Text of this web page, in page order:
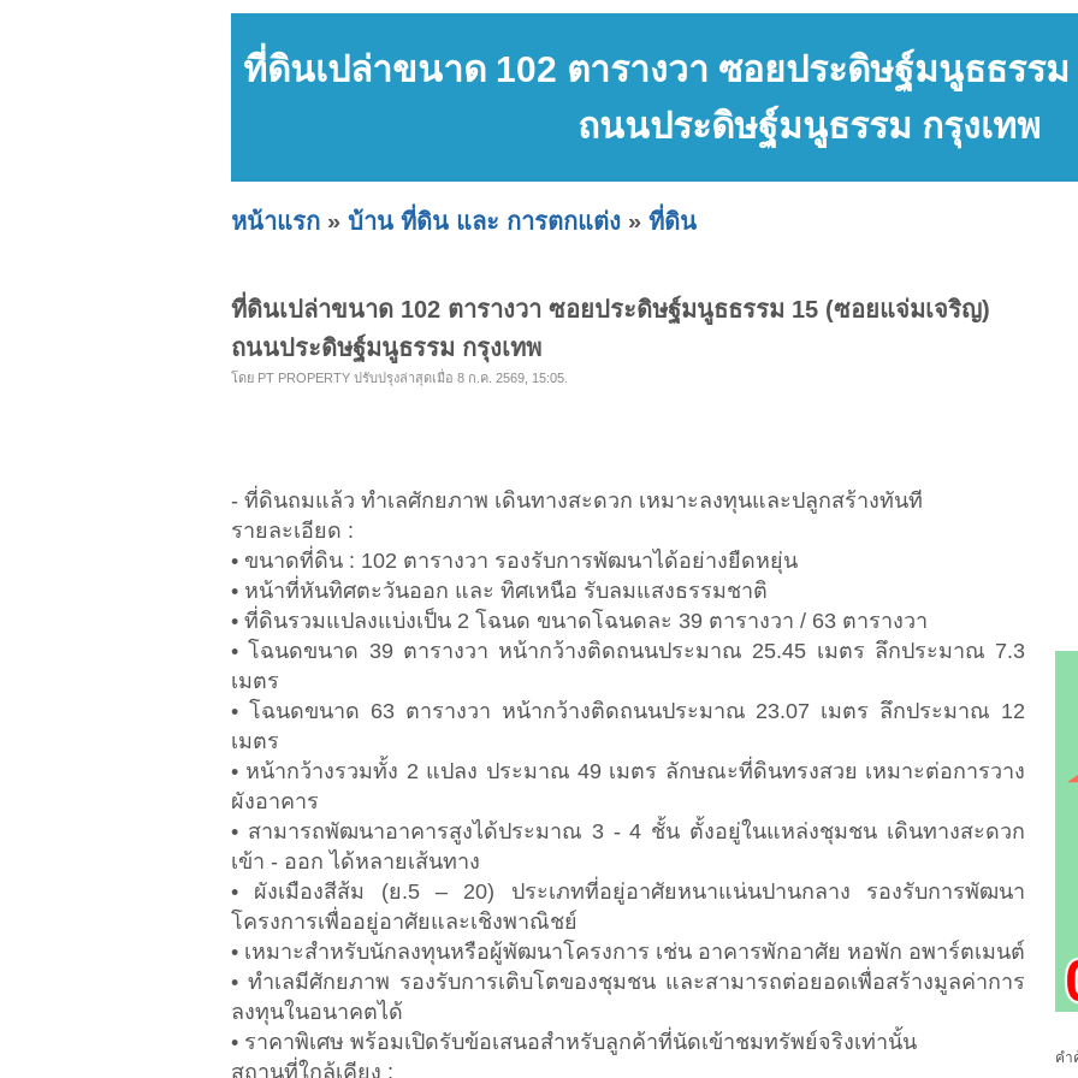
ที่ดินเปล่าขนาด 102 ตารางวา ซอยประดิษฐ์มนูธธรร
ถนนประดิษฐ์มนูธรรม กรุงเทพ
หน้าแรก » บ้าน ที่ดิน และ การตกแต่ง » ที่ดิน
ที่ดินเปล่าขนาด 102 ตารางวา ซอยประดิษฐ์มนูธธรรม 15 (ซอยแจ่มเจริญ)
ถนนประดิษฐ์มนูธรรม กรุงเทพ
โดย PT PROPERTY ปรับปรุงล่าสุดเมื่อ 8 ก.ค. 2569, 15:05.
- ที่ดินถมแล้ว ทำเลศักยภาพ เดินทางสะดวก เหมาะลงทุนและปลูกสร้างทันที
รายละเอียด :
• ขนาดที่ดิน : 102 ตารางวา รองรับการพัฒนาได้อย่างยืดหยุ่น
• หน้าที่หันทิศตะวันออก และ ทิศเหนือ รับลมแสงธรรมชาติ
• ที่ดินรวมแปลงแบ่งเป็น 2 โฉนด ขนาดโฉนดละ 39 ตารางวา / 63 ตารางวา
• โฉนดขนาด 39 ตารางวา หน้ากว้างติดถนนประมาณ 25.45 เมตร ลึกประมาณ 7.3
เมตร
• โฉนดขนาด 63 ตารางวา หน้ากว้างติดถนนประมาณ 23.07 เมตร ลึกประมาณ 12
เมตร
• หน้ากว้างรวมทั้ง 2 แปลง ประมาณ 49 เมตร ลักษณะที่ดินทรงสวย เหมาะต่อการวาง
ผังอาคาร
• สามารถพัฒนาอาคารสูงได้ประมาณ 3 - 4 ชั้น ตั้งอยู่ในแหล่งชุมชน เดินทางสะดวก
เข้า - ออก ได้หลายเส้นทาง
• ผังเมืองสีส้ม (ย.5 – 20) ประเภทที่อยู่อาศัยหนาแน่นปานกลาง รองรับการพัฒนา
โครงการเพื่ออยู่อาศัยและเชิงพาณิชย์
• เหมาะสำหรับนักลงทุนหรือผู้พัฒนาโครงการ เช่น อาคารพักอาศัย หอพัก อพาร์ตเมนต์
• ทำเลมีศักยภาพ รองรับการเติบโตของชุมชน และสามารถต่อยอดเพื่อสร้างมูลค่าการ
ลงทุนในอนาคตได้
• ราคาพิเศษ พร้อมเปิดรับข้อเสนอสำหรับลูกค้าที่นัดเข้าชมทรัพย์จริงเท่านั้น
สถานที่ใกล้เคียง :
คำ